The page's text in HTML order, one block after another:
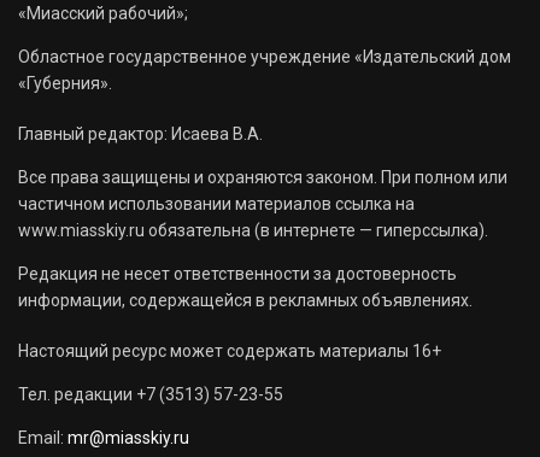
«Миасский рабочий»;
Областное государственное учреждение «Издательский дом
«Губерния».
Главный редактор: Исаева В.А.
Все права защищены и охраняются законом. При полном или
частичном использовании материалов ссылка на
www.miasskiy.ru обязательна (в интернете — гиперссылка).
Редакция не несет ответственности за достоверность
информации, содержащейся в рекламных объявлениях.
Настоящий ресурс может содержать материалы 16+
Тел. редакции +7 (3513) 57-23-55
Email: mr@miasskiy.ru